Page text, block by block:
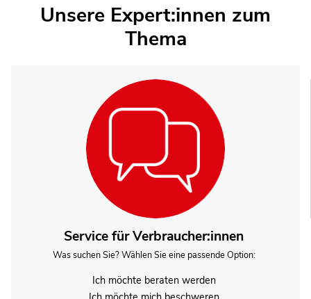
Unsere Expert:innen zum
Thema
Service für Verbraucher:innen
Was suchen Sie? Wählen Sie eine passende Option:
Ich möchte beraten werden